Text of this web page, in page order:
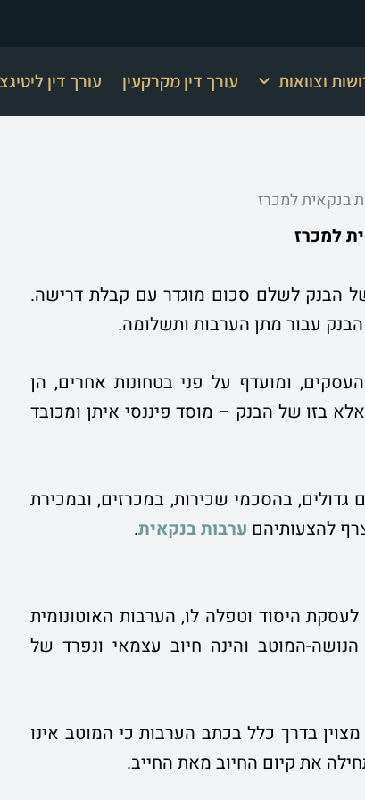
וצוואות עורך דין מקרקעין עורך דין
בנקאית למכרז
למכרז
של הבנק לשלם סכום מוגדר עם קבלת דרישה.
עבור מתן הערבות ותשלומה.
ומועדף על פני בטחונות אחרים, הן
בזו של הבנק – מוסד פיננסי איתן ומכובד
בהסכמי שכירות, במכרזים, ובמכירת
להצעותיהם ערבות בנקאית.
היסוד וטפלה לו, הערבות האוטונומית
המוטב והינה חיוב עצמאי ונפרד של
בדרך כלל בכתב הערבות כי המוטב אינו
את קיום החיוב מאת החייב.